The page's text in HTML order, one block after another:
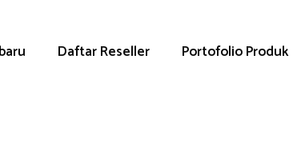
Daftar Reseller Portofolio Produk